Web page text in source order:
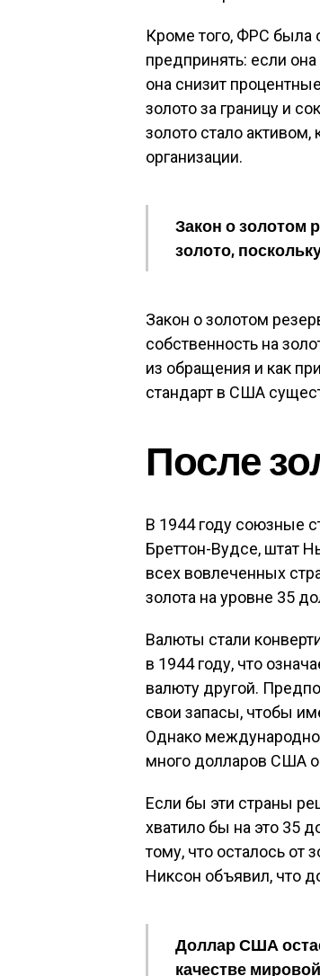
Кроме того, ФРС была
предпринять: если
она снизит
золото за границу и
золото стало
организации.
Закон о золотом
золото,
Закон о золотом
собственность на
из обращения и как
стандарт в США
После
В 1944 году союзные
Бреттон-Вудсе, штат
всех вовлеченных
золота на уровне 35
Валюты стали
в 1944 году, что
валюту другой.
свои запасы, чтобы
Однако
много долларов США
Если бы эти страны
хватило бы на это 35
тому, что осталось от
Никсон объявил, что
Доллар США
качестве